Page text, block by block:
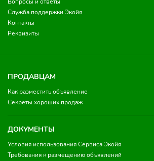
Служба поддержки Экойя
Контакты
Реквизиты
ПРОДАВЦАМ
Как разместить объявление
Секреты хороших продаж
ДОКУМЕНТЫ
Условия использования Сервиса Экойя
Требования к размещению объявлений